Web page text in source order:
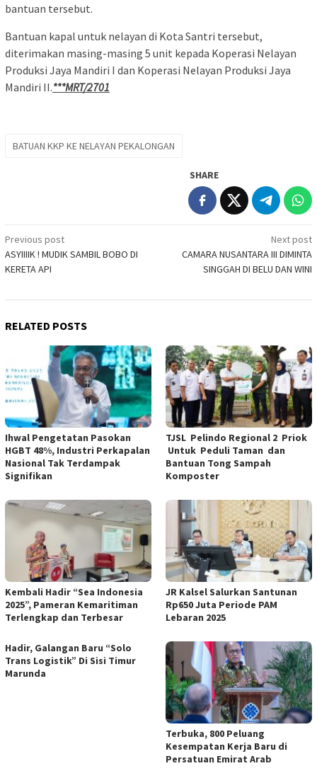
bantuan tersebut.
Bantuan kapal untuk nelayan di Kota Santri tersebut,
diterimakan masing-masing 5 unit kepada Koperasi Nelayan
Produksi Jaya Mandiri I dan Koperasi Nelayan Produksi Jaya
Mandiri II.***MRT/2701
BATUAN KKP KE NELAYAN PEKALONGAN
SHARE
Post
navigation
Previous post
ASYIIIIK ! MUDIK SAMBIL BOBO DI
KERETA API
Next post
CAMARA NUSANTARA III DIMINTA
SINGGAH DI BELU DAN WINI
RELATED POSTS
Ihwal Pengetatan Pasokan
HGBT 48%, Industri Perkapalan
Nasional Tak Terdampak
Signifikan
TJSL Pelindo Regional 2 Priok
Untuk Peduli Taman dan
Bantuan Tong Sampah
Komposter
Kembali Hadir “Sea Indonesia
2025”, Pameran Kemaritiman
Terlengkap dan Terbesar
JR Kalsel Salurkan Santunan
Rp650 Juta Periode PAM
Lebaran 2025
Hadir, Galangan Baru “Solo
Trans Logistik” Di Sisi Timur
Marunda
Terbuka, 800 Peluang
Kesempatan Kerja Baru di
Persatuan Emirat Arab